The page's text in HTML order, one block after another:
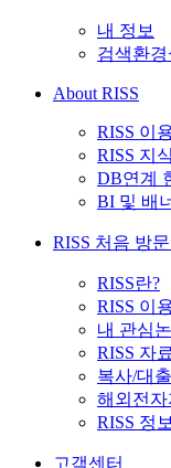
내 정보
검색환경
About RISS
RISS 이
RISS 지
DB연계
BI 및 배
RISS 처음 방
RISS란?
RISS 이
내 관심
RISS 자
복사/대
해외전
RISS 정
고객센터